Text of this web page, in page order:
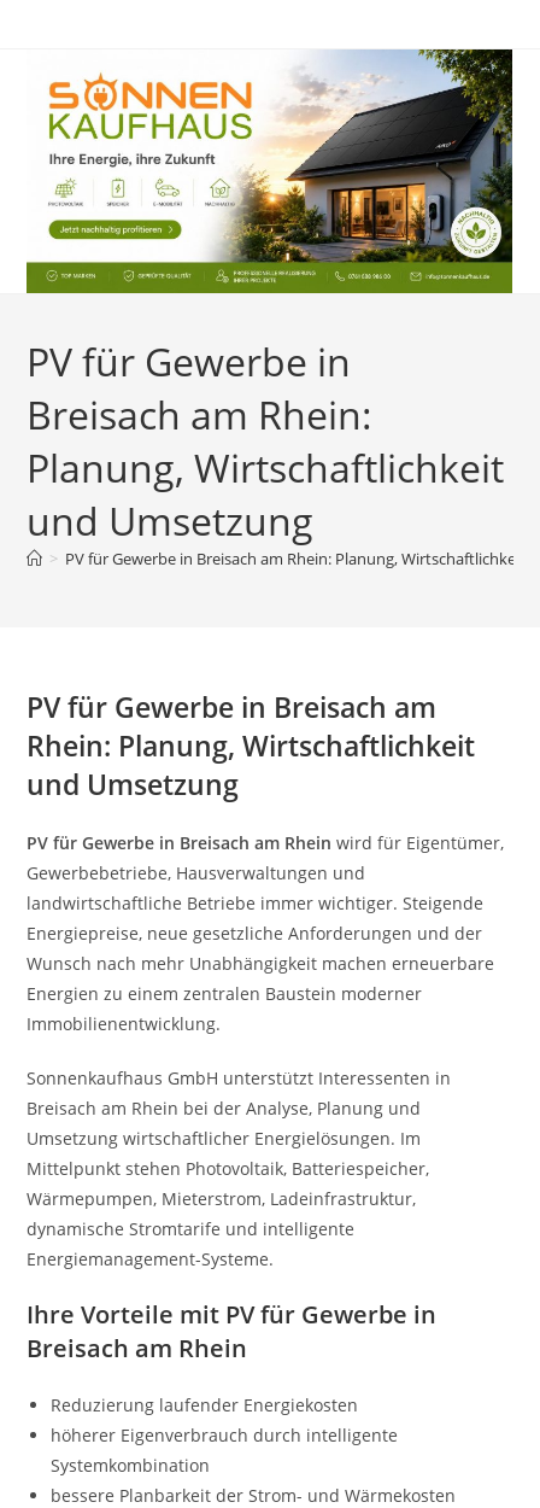
PV für Gewerbe in
Breisach am Rhein:
Planung, Wirtschaftlichkeit
und Umsetzung
> PV für Gewerbe in Breisach am Rhein: Planung, Wirtschaftlichkeit
PV für Gewerbe in Breisach am
Rhein: Planung, Wirtschaftlichkeit
und Umsetzung
PV für Gewerbe in Breisach am Rhein wird für Eigentümer,
Gewerbebetriebe, Hausverwaltungen und
landwirtschaftliche Betriebe immer wichtiger. Steigende
Energiepreise, neue gesetzliche Anforderungen und der
Wunsch nach mehr Unabhängigkeit machen erneuerbare
Energien zu einem zentralen Baustein moderner
Immobilienentwicklung.
Sonnenkaufhaus GmbH unterstützt Interessenten in
Breisach am Rhein bei der Analyse, Planung und
Umsetzung wirtschaftlicher Energielösungen. Im
Mittelpunkt stehen Photovoltaik, Batteriespeicher,
Wärmepumpen, Mieterstrom, Ladeinfrastruktur,
dynamische Stromtarife und intelligente
Energiemanagement-Systeme.
Ihre Vorteile mit PV für Gewerbe in
Breisach am Rhein
Reduzierung laufender Energiekosten
höherer Eigenverbrauch durch intelligente
Systemkombination
bessere Planbarkeit der Strom- und Wärmekosten